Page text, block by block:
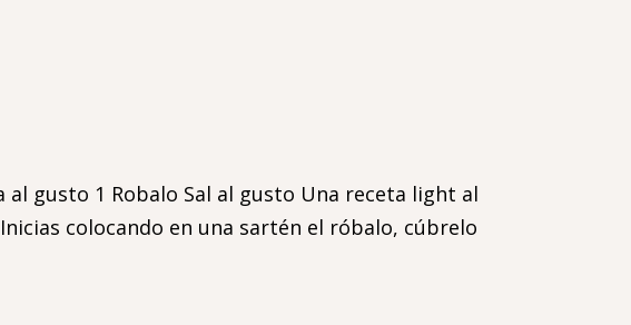
gusto 1 Robalo Sal al gusto Una receta light al
colocando en una sartén el róbalo, cúbrelo